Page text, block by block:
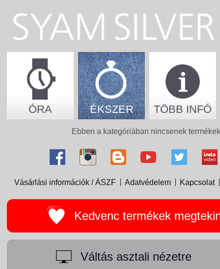
ÓRA ÉKSZER TÖBB INFÓ
Ebben a kategóriában nincsenek
Vásárlási információk / ÁSZF Adatvédelem Kapcsolat
Kedvenc termékek
Váltás asztali nézetre